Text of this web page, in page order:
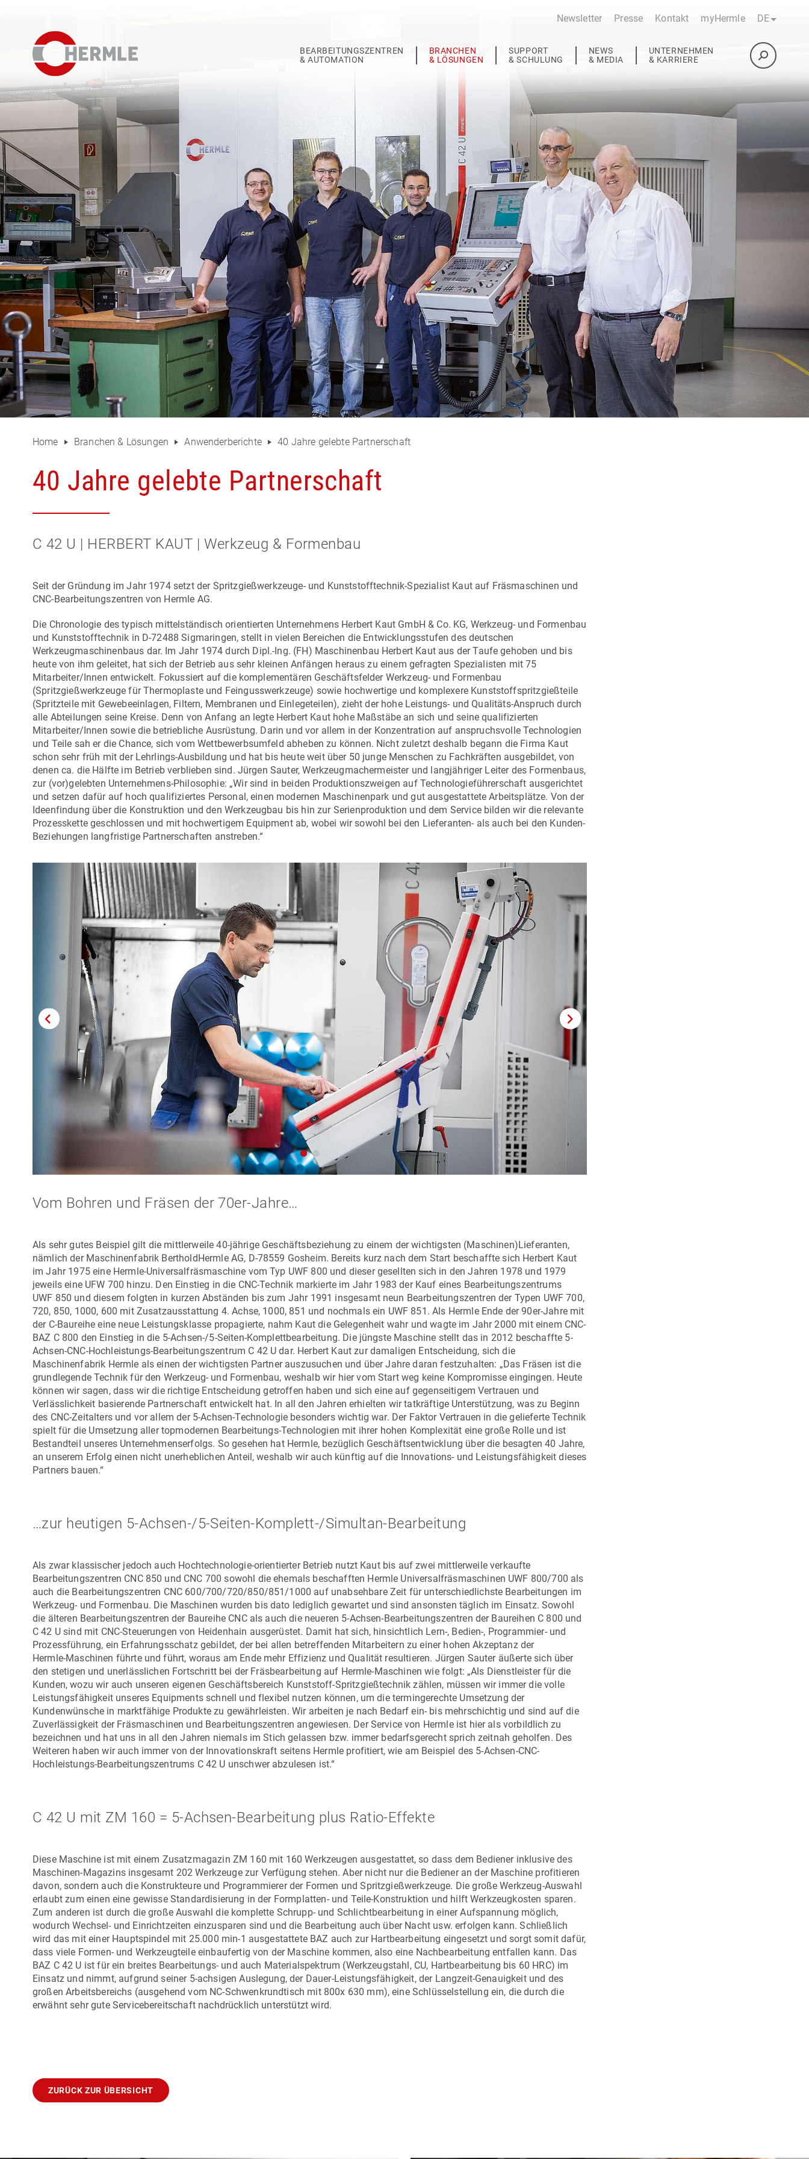
Newsletter Presse Kontakt myHermle DE
BEARBEITUNGSZENTREN
& AUTOMATION
BRANCHEN
& LÖSUNGEN
SUPPORT
& SCHULUNG
NEWS
& MEDIA
UNTERNEHMEN
& KARRIERE
Das HERMLE Magazin
Das Unternehmen
Vertrieb
Einkauf
Organigramm
Compliance
Investor Relations
Karriere
Home Branchen & Lösungen Anwenderberichte 40 Jahre gelebte Partnerschaft
40 Jahre gelebte Partnerschaft
C 42 U | HERBERT KAUT | Werkzeug & Formenbau
Seit der Gründung im Jahr 1974 setzt der Spritzgießwerkzeuge- und Kunststofftechnik-Spezialist Kautauf Fräsmaschinen und
CNC-Bearbeitungszentren von Hermle AG.
Die Chronologie des typisch mittelständisch orientierten Unternehmens Herbert Kaut GmbH & Co. KG, Werkzeug- und Formenbau
und Kunststofftechnik in D-72488 Sigmaringen, stellt in vielen Bereichen die Entwicklungsstufen des deutschen
Werkzeugmaschinenbaus dar. Im Jahr 1974 durch Dipl.-Ing. (FH) Maschinenbau Herbert Kautaus der Taufe gehoben und bis
heute von ihm geleitet, hat sich der Betrieb aus sehr kleinen Anfängen heraus zu einem gefragten Spezialisten mit 75
Mitarbeiter/Innen entwickelt. Fokussiert auf die komplementären Geschäftsfelder Werkzeug- und Formenbau
(Spritzgießwerkzeuge für Thermoplaste und Feingusswerkzeuge) sowie hochwertige und komplexere Kunststoffspritzgießteile
(Spritzteile mit Gewebeeinlagen, Filtern, Membranen und Einlegeteilen), zieht der hohe Leistungs- und Qualitäts-Anspruch durch
alle Abteilungen seine Kreise. Denn von Anfang an legte Herbert Kaut hohe Maßstäbe an sich und seine qualifizierten
Mitarbeiter/Innen sowie die betriebliche Ausrüstung. Darin und vor allem in der Konzentration auf anspruchsvolle Technologien
und Teile sah er die Chance, sich vom Wettbewerbsumfeld abheben zu können. Nicht zuletzt deshalb begann die Firma Kaut
schon sehr früh mit der Lehrlings-Ausbildung und hat bis heute weit über 50 junge Menschen zu Fachkräften ausgebildet, von
denen ca. die Hälfte im Betrieb verblieben sind. Jürgen Sauter, Werkzeugmachermeister und langjähriger Leiter des Formenbaus,
zur (vor)gelebten Unternehmens-Philosophie: „Wir sind in beiden Produktionszweigen auf Technologieführerschaft ausgerichtet
und setzen dafür auf hoch qualifiziertes Personal, einen modernen Maschinenpark und gut ausgestattete Arbeitsplätze. Von der
Ideenfindung über die Konstruktion und den Werkzeugbau bis hin zur Serienproduktion und dem Service bilden wir die relevante
Prozesskette geschlossen und mit hochwertigem Equipment ab, wobei wir sowohl bei den Lieferanten- als auch bei den Kunden-
Beziehungen langfristige Partnerschaften anstreben.“
Vom Bohren und Fräsen der 70er-Jahre…
Als sehr gutes Beispiel gilt die mittlerweile 40-jährige Geschäftsbeziehung zu einem der wichtigsten (Maschinen)Lieferanten,
nämlich der Maschinenfabrik BertholdHermle AG, D-78559 Gosheim. Bereits kurz nach dem Start beschaffte sich Herbert Kaut
im Jahr 1975 eine Hermle-Universalfräsmaschine vom Typ UWF 800 und dieser gesellten sich in den Jahren 1978 und 1979
jeweils eine UFW 700 hinzu. Den Einstieg in die CNC-Technik markierte im Jahr 1983 der Kauf eines Bearbeitungszentrums
UWF 850 und diesem folgten in kurzen Abständen bis zum Jahr 1991 insgesamt neun Bearbeitungszentren der Typen UWF 700,
720, 850, 1000, 600 mit Zusatzausstattung 4. Achse, 1000, 851 und nochmals ein UWF 851 . Als Hermle Ende der 90er-Jahre mit
der C-Baureihe eine neue Leistungsklasse propagierte, nahm Kaut die Gelegenheit wahr und wagte im Jahr 2000 mit einem CNC-
BAZ C 800 den Einstieg in die 5-Achsen-/5-Seiten-Komplettbearbeitung. Die jüngste Maschine stellt das in 2012 beschaffte 5-
Achsen-CNC-Hochleistungs-Bearbeitungszentrum C 42 U dar. Herbert Kaut zur damaligen Entscheidung, sich die
Maschinenfabrik Hermle als einen der wichtigsten Partner auszusuchen und über Jahre daran festzuhalten: „Das Fräsen ist die
grundlegende Technik für den Werkzeug- und Formenbau, weshalb wir hier vom Start weg keine Kompromisse eingingen. Heute
können wir sagen, dass wir die richtige Entscheidung getroffen haben und sich eine auf gegenseitigem Vertrauen und
Verlässlichkeit basierende Partnerschaft entwickelt hat. In all den Jahren erhielten wir tatkräftige Unterstützung, was zu Beginn
des CNC-Zeitalters und vor allem der 5-Achsen-Technologie besonders wichtig war. Der Faktor Vertrauen in die gelieferte Technik
spielt für die Umsetzung aller topmodernen Bearbeitungs-Technologien mit ihrer hohen Komplexität eine große Rolle und ist
Bestandteil unseres Unternehmenserfolgs. So gesehen hat Hermle, bezüglich Geschäftsentwicklung über die besagten 40 Jahre,
an unserem Erfolg einen nicht unerheblichen Anteil, weshalb wir auch künftig auf die Innovations- und Leistungsfähigkeit dieses
Partners bauen.“
…zur heutigen 5-Achsen-/5-Seiten-Komplett-/Simultan-Bearbeitung
Als zwar klassischer jedoch auch Hochtechnologie-orientierter Betrieb nutzt Kaut bis auf zwei mittlerweile verkaufte
Bearbeitungszentren CNC 850 und CNC 700 sowohl die ehemals beschafften Hermle Universalfräsmaschinen UWF 800/700 als
auch die Bearbeitungszentren CNC 600/700/720/850/851/1000 auf unabsehbare Zeit für unterschiedlichste Bearbeitungen im
Werkzeug- und Formenbau. Die Maschinen wurden bis dato lediglich gewartet und sind ansonsten täglich im Einsatz. Sowohl
die älteren Bearbeitungszentren der Baureihe CNC als auch die neueren 5-Achsen-Bearbeitungszentren der Baureihen C 800 und
C 42 Usind mit CNC-Steuerungen von Heidenhain ausgerüstet. Damit hat sich, hinsichtlich Lern-, Bedien-, Programmier- und
Prozessführung, ein Erfahrungsschatz gebildet, der bei allen betreffenden Mitarbeitern zu einer hohen Akzeptanz der
Hermle-Maschinen führte und führt, woraus am Ende mehr Effizienz und Qualität resultieren. Jürgen Sauter äußerte sich über
den stetigen und unerlässlichen Fortschritt bei der Fräsbearbeitung auf Hermle-Maschinen wie folgt: „Als Dienstleister für die
Kunden, wozu wir auch unseren eigenen Geschäftsbereich Kunststoff-Spritzgießtechnik zählen, müssen wir immer die volle
Leistungsfähigkeit unseres Equipments schnell und flexibel nutzen können, um die termingerechte Umsetzung der
Kundenwünsche in marktfähige Produkte zu gewährleisten. Wir arbeiten je nach Bedarf ein- bis mehrschichtig und sind auf die
Zuverlässigkeit der Fräsmaschinen und Bearbeitungszentren angewiesen. Der Service von Hermle ist hier als vorbildlich zu
bezeichnen und hat uns in all den Jahren niemals im Stich gelassen bzw. immer bedarfsgerecht sprich zeitnah geholfen. Des
Weiteren haben wir auch immer von der Innovationskraft seitens Hermle profitiert, wie am Beispiel des 5-Achsen-CNC-
Hochleistungs-Bearbeitungszentrums C 42 U unschwer abzulesen ist.“
C 42 U mit ZM 160 = 5-Achsen-Bearbeitung plus Ratio-Effekte
Diese Maschine ist mit einem Zusatzmagazin ZM 160 mit 160 Werkzeugen ausgestattet, so dass dem Bediener inklusive des
Maschinen-Magazins insgesamt 202 Werkzeuge zur Verfügung stehen. Aber nicht nur die Bediener an der Maschine profitieren
davon, sondern auch die Konstrukteure und Programmierer der Formen und Spritzgießwerkzeuge. Die große Werkzeug-Auswahl
erlaubt zum einen eine gewisse Standardisierung in der Formplatten- und Teile-Konstruktion und hilft Werkzeugkosten sparen.
Zum anderen ist durch die große Auswahl die komplette Schrupp- und Schlichtbearbeitung in einer Aufspannung möglich,
wodurch Wechsel- und Einrichtzeiten einzusparen sind und die Bearbeitung auch über Nacht usw. erfolgen kann. Schließlich
wird das mit einer Hauptspindel mit 25.000 min-1 ausgestattete BAZ auch zur Hartbearbeitung eingesetzt und sorgt somit dafür,
dass viele Formen- und Werkzeugteile einbaufertig von der Maschine kommen, also eine Nachbearbeitung entfallen kann. Das
BAZ C 42 U ist für ein breites Bearbeitungs- und auch Materialspektrum (Werkzeugstahl, CU, Hartbearbeitung bis 60 HRC) im
Einsatz und nimmt, aufgrund seiner 5-achsigen Auslegung, der Dauer-Leistungsfähigkeit, der Langzeit-Genauigkeit und des
großen Arbeitsbereichs (ausgehend vom NC-Schwenkrundtisch mit 800x 630 mm), eine Schlüsselstellung ein, die durch die
erwähnt sehr gute Servicebereitschaft nachdrücklich unterstützt wird.
ZURÜCK ZUR ÜBERSICHT